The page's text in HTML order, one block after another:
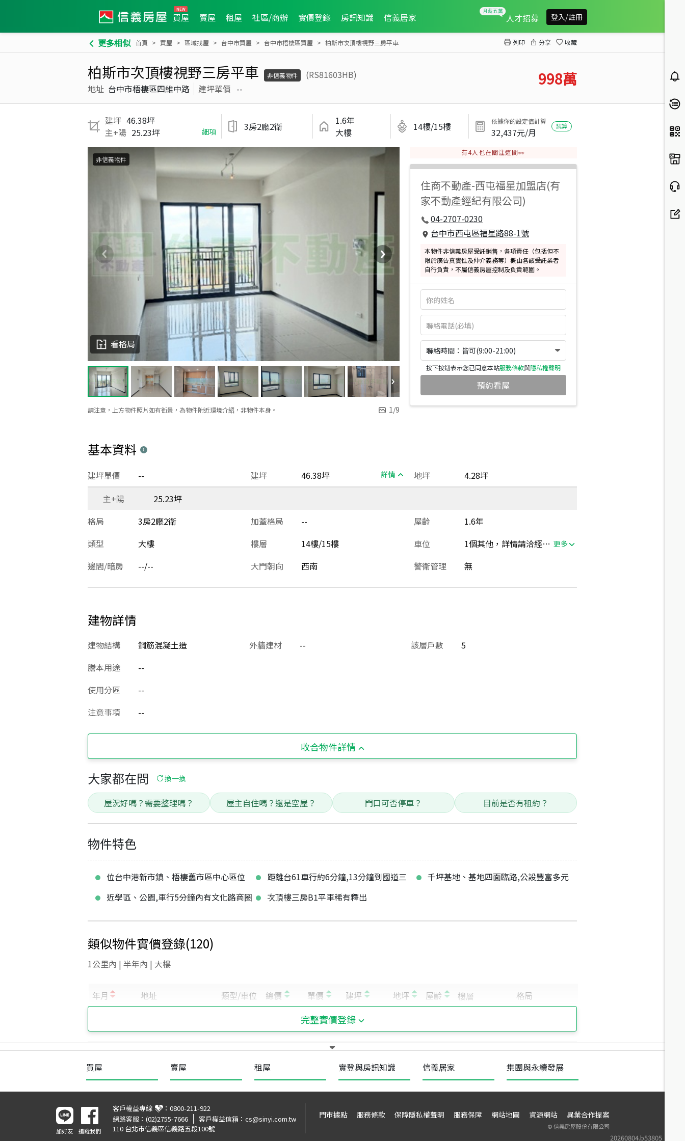
買屋 賣屋 租屋 社區/商辦 實價登錄 房訊知識 信義居家 人才招募 登入/註冊
更多相似 首頁 買屋 區域找屋 台中市買屋 台中市梧棲區買屋 柏斯市次頂樓視野三房平車 列印 分享 收藏
柏斯市次頂樓視野三房平車 非信義物件
(RS81603HB)
地址 台中市梧棲區四維中路 建坪單價 -- 998萬
建坪 46.38坪
主+陽 25.23坪 細項 3房2廳2衛
1.6年
大樓
14樓/15樓 依據你的設定值計算
32,437元/月
試算
請注意，上方物件照片如有街景，為物件附近環境介紹，非物件本身。 1/9
看格局
非信義物件
有4人也在關注這間👀
住商不動產-西屯福星加盟店(有
家不動產經紀有限公司)
04-2707-0230
台中市西屯區福星路88-1號
本物件非信義房屋受託銷售，各項責任（包括但不
限於廣告真實性及仲介義務等）概由各該受託業者
自行負責，不屬信義房屋控制及負責範圍。
聯絡時間：皆可(9:00-21:00)
按下按鈕表示您已同意本站服務條款與隱私權聲明
預約看屋
基本資料
建坪 46.38坪 詳情
建坪單價 -- 地坪
4.28坪
主+陽
25.23坪
格局
3房2廳2衛 加蓋格局 -- 屋齡
1.6年
類型
大樓 樓層 14樓/15樓 車位 1個其他，詳情請洽經紀人員 更多
邊間/暗房 --/-- 大門朝向 西南 警衛管理 無
建物詳情
建物結構 鋼筋混凝土造 外牆建材 -- 該層戶數
5
謄本用途
--
使用分區
--
注意事項
--
收合物件詳情
大家都在問 換一換
屋況好嗎？需要整理嗎？ 屋主自住嗎？還是空屋？ 門口可否停車？ 目前是否有租約？
物件特色
位台中港新市鎮、梧棲舊市區中心區位 距離台61車行約6分鐘,13分鐘到國道三
千坪基地、基地四面臨路,公設豐富多元
近學區、公園,車行5分鐘內有文化路商圈
次頂樓三房B1平車稀有釋出
類似物件實價登錄(120)
1公里內 | 半年內 | 大樓
完整實價登錄
買屋 賣屋 租屋 實登與房訊知識 信義居家 集團與永續發展
20260804.b53805
加好友 追蹤我們
客戶權益專線 ： 0800-211-922
網路客服： (02)2755-7666 客戶權益信箱： cs@sinyi.com.tw
110 台北市信義區信義路五段100號
門市據點 服務條款 保障隱私權聲明 服務保障 網站地圖 資源網站 異業合作提案
©信義房屋股份有限公司